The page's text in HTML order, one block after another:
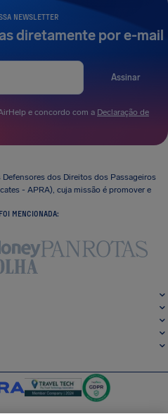
NEWSLETTER
diretamente por e-mail
Assinar
e concordo com a Declaração de
dos Direitos dos Passageiros
- APRA), cuja missão é promover e
MENCIONADA: